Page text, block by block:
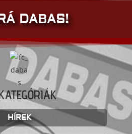
DABAS!
HÍREK